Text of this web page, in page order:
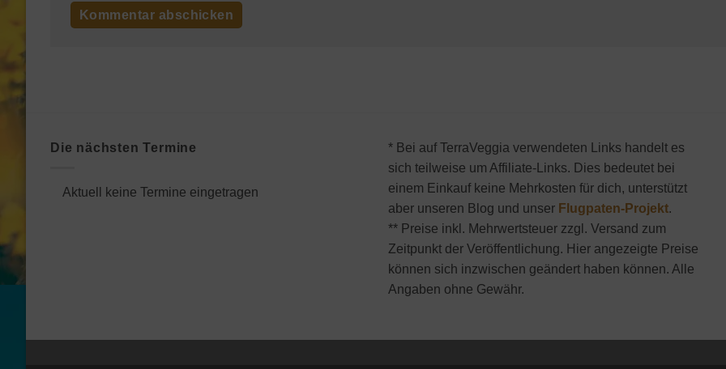
Die nächsten Termine
Aktuell keine Termine eingetragen
* Bei auf TerraVeggia verwendeten Links handelt es
sich teilweise um Affiliate-Links. Dies bedeutet bei
einem Einkauf keine Mehrkosten für dich, unterstützt
aber unseren Blog und unser Flugpaten-Projekt.
** Preise inkl. Mehrwertsteuer zzgl. Versand zum
Zeitpunkt der Veröffentlichung. Hier angezeigte Preise
können sich inzwischen geändert haben können. Alle
Angaben ohne Gewähr.